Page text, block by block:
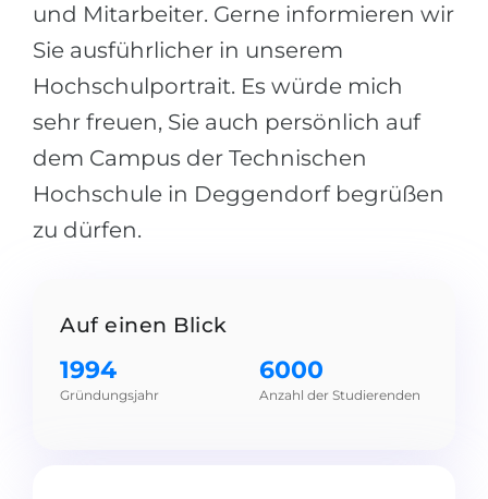
und Mitarbeiter. Gerne informieren wir
Sie ausführlicher in unserem
Hochschulportrait. Es würde mich
sehr freuen, Sie auch persönlich auf
dem Campus der Technischen
Hochschule in Deggendorf begrüßen
zu dürfen.
Auf einen Blick
1994
Gründungsjahr
6000
Anzahl der Studierenden